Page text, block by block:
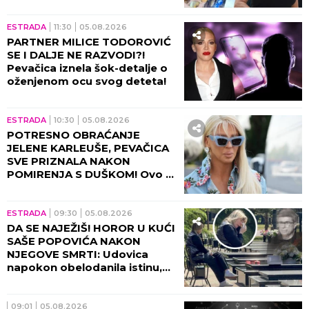
ESTRADA 15:31 05.08.2026
ALARM U GUČI PRED 65.
SABOR TRUBAČA: Smeštajni
kapaciteti gotovo popunjeni,
od 7. do 9. avgusta sprema se
ESTRADA 15:00 05.08.2026
DETALJI TESTAMENTA NAŠEG
PEVAČA IZAZVALI OPŠTI
HAOS! Dva sina ostavio bez
nasledstva, usledila DRAMA
14:51 05.08.2026
Lidija Vukićević RASKOPČALA
košulju i vezala je ispod grudi:
Svi gledaju njen ravan stomak,
a jedan DETALJ stajlinga